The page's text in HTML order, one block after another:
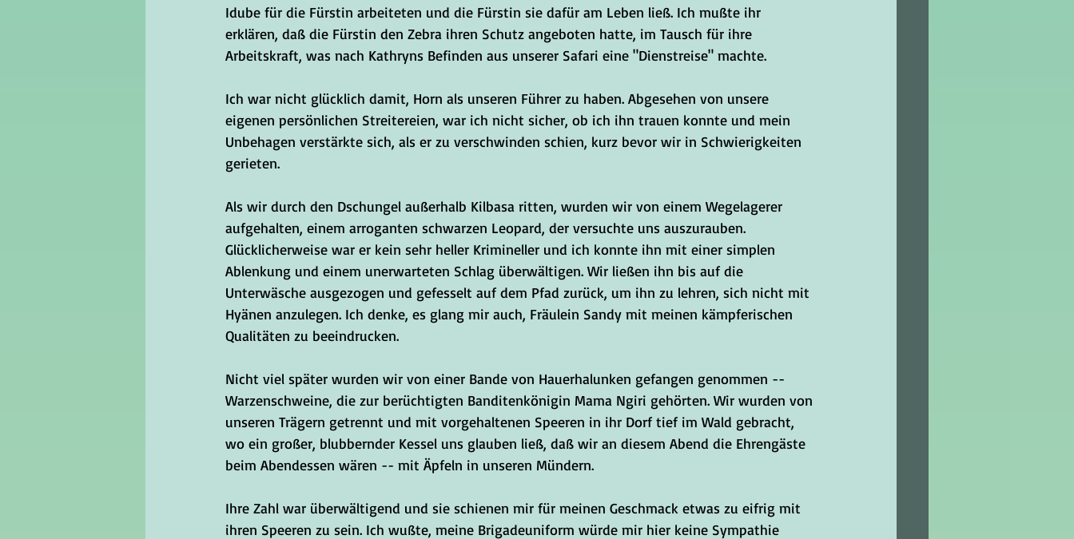
Idube für die Fürstin arbeiteten und die Fürstin sie dafür am Leben ließ. Ich mußte ihr
erklären, daß die Fürstin den Zebra ihren Schutz angeboten hatte, im Tausch für ihre
Arbeitskraft, was nach Kathryns Befinden aus unserer Safari eine "Dienstreise" machte.
Ich war nicht glücklich damit, Horn als unseren Führer zu haben. Abgesehen von unsere
eigenen persönlichen Streitereien, war ich nicht sicher, ob ich ihn trauen konnte und mein
Unbehagen verstärkte sich, als er zu verschwinden schien, kurz bevor wir in Schwierigkeiten
gerieten.
Als wir durch den Dschungel außerhalb Kilbasa ritten, wurden wir von einem Wegelagerer
aufgehalten, einem arroganten schwarzen Leopard, der versuchte uns auszurauben.
Glücklicherweise war er kein sehr heller Krimineller und ich konnte ihn mit einer simplen
Ablenkung und einem unerwarteten Schlag überwältigen. Wir ließen ihn bis auf die
Unterwäsche ausgezogen und gefesselt auf dem Pfad zurück, um ihn zu lehren, sich nicht mit
Hyänen anzulegen. Ich denke, es glang mir auch, Fräulein Sandy mit meinen kämpferischen
Qualitäten zu beeindrucken.
Nicht viel später wurden wir von einer Bande von Hauerhalunken gefangen genommen --
Warzenschweine, die zur berüchtigten Banditenkönigin Mama Ngiri gehörten. Wir wurden von
unseren Trägern getrennt und mit vorgehaltenen Speeren in ihr Dorf tief im Wald gebracht,
wo ein großer, blubbernder Kessel uns glauben ließ, daß wir an diesem Abend die Ehrengäste
beim Abendessen wären -- mit Äpfeln in unseren Mündern.
Ihre Zahl war überwältigend und sie schienen mir für meinen Geschmack etwas zu eifrig mit
ihren Speeren zu sein. Ich wußte, meine Brigadeuniform würde mir hier keine Sympathie